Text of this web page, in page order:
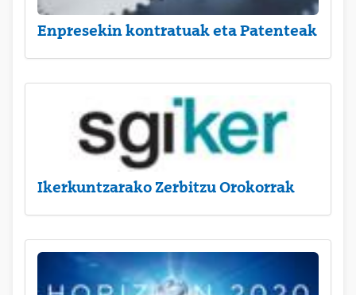
Enpresekin kontratuak eta Patenteak
Ikerkuntzarako Zerbitzu Orokorrak